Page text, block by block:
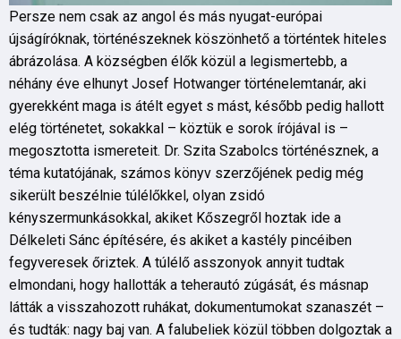
Persze nem csak az angol és más nyugat-európai
újságíróknak, történészeknek köszönhető a történtek hiteles
ábrázolása. A községben élők közül a legismertebb, a
néhány éve elhunyt Josef Hotwanger történelemtanár, aki
gyerekként maga is átélt egyet s mást, később pedig hallott
elég történetet, sokakkal – köztük e sorok írójával is –
megosztotta ismereteit. Dr. Szita Szabolcs történésznek, a
téma kutatójának, számos könyv szerzőjének pedig még
sikerült beszélnie túlélőkkel, olyan zsidó
kényszermunkásokkal, akiket Kőszegről hoztak ide a
Délkeleti Sánc építésére, és akiket a kastély pincéiben
fegyveresek őriztek. A túlélő asszonyok annyit tudtak
elmondani, hogy hallották a teherautó zúgását, és másnap
látták a visszahozott ruhákat, dokumentumokat szanaszét –
és tudták: nagy baj van. A falubeliek közül többen dolgoztak a